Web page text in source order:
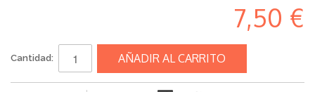
7,50 €
Cantidad: AÑADIR AL CARRITO